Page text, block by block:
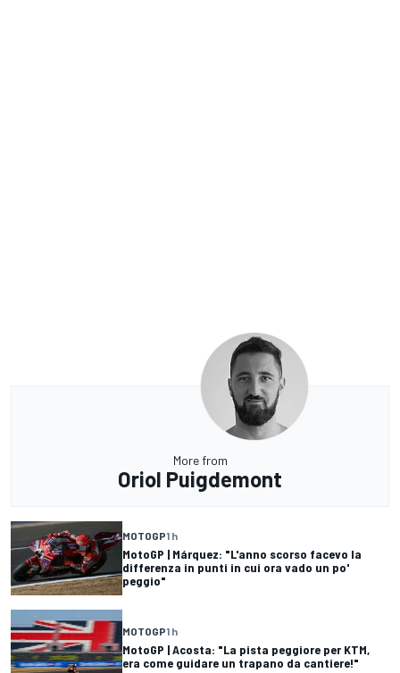
More from
Oriol Puigdemont
MOTOGP1 h
MotoGP | Márquez: "L'anno scorso facevo la
differenza in punti in cui ora vado un po'
peggio"
MOTOGP1 h
MotoGP | Acosta: "La pista peggiore per KTM,
era come guidare un trapano da cantiere!"